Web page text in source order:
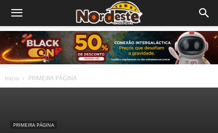
Início PRIMEIRA PÁGINA
PRIMEIRA PÁGINA